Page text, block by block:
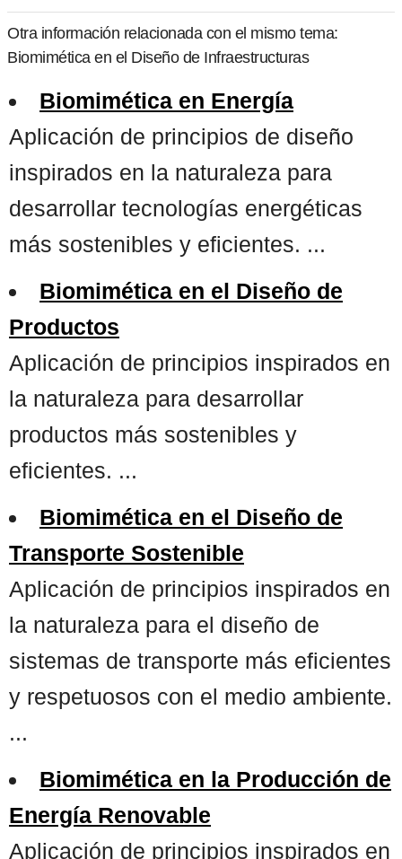
Otra información relacionada con el mismo tema:
Biomimética en el Diseño de Infraestructuras
Biomimética en Energía
Aplicación de principios de diseño
inspirados en la naturaleza para
desarrollar tecnologías energéticas
más sostenibles y eficientes. ...
Biomimética en el Diseño de
Productos
Aplicación de principios inspirados en
la naturaleza para desarrollar
productos más sostenibles y
eficientes. ...
Biomimética en el Diseño de
Transporte Sostenible
Aplicación de principios inspirados en
la naturaleza para el diseño de
sistemas de transporte más eficientes
y respetuosos con el medio ambiente.
...
Biomimética en la Producción de
Energía Renovable
Aplicación de principios inspirados en